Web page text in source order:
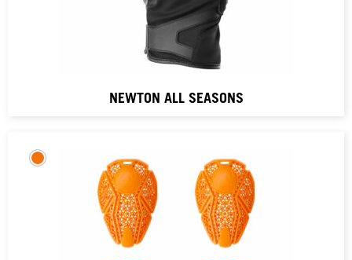
NEWTON ALL SEASONS